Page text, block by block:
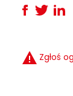
Zgłoś